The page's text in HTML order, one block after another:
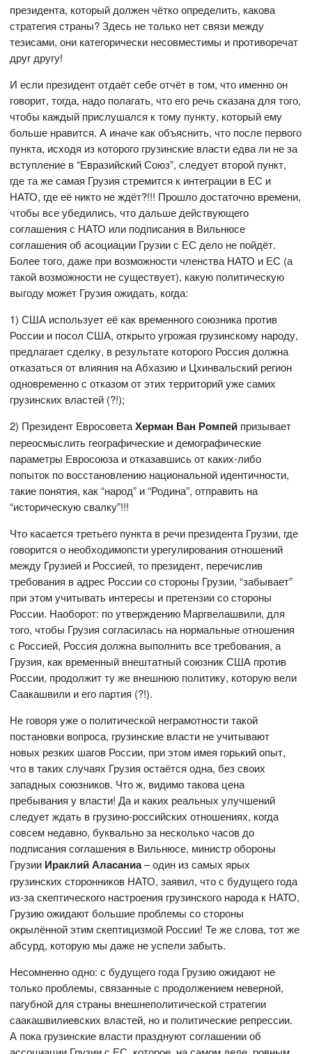
президента, который должен чётко определить, какова
стратегия страны? Здесь не только нет связи между
тезисами, они категорически несовместимы и противоречат
друг другу!
И если президент отдаёт себе отчёт в том, что именно он
говорит, тогда, надо полагать, что его речь сказана для того,
чтобы каждый прислушался к тому пункту, который ему
больше нравится. А иначе как объяснить, что после первого
пункта, исходя из которого грузинские власти едва ли не за
вступление в “Евразийский Союз”, следует второй пункт,
где та же самая Грузия стремится к интеграции в ЕС и
НАТО, где её никто не ждёт?!!! Прошло достаточно времени,
чтобы все убедились, что дальше действующего
соглашения с НАТО или подписания в Вильнюсе
соглашения об асоциации Грузии с ЕС дело не пойдёт.
Более того, даже при возможности членства НАТО и ЕС (а
такой возможности не существует), какую политическую
выгоду может Грузия ожидать, когда:
1) США использует её как временного союзника против
России и посол США, открыто угрожая грузинскому народу,
предлагает сделку, в результате которого Россия должна
отказаться от влияния на Абхазию и Цхинвальский регион
одновременно с отказом от этих территорий уже самих
грузинских властей (?!);
2) Президент ЕвросоветаХерман Ван Ромпей призывает
переосмыслить географические и демографические
параметры Евросоюза и отказавшись от каких-либо
попыток по восстановлению национальной идентичности,
такие понятия, как “народ” и “Родина”, отправить на
“историческую свалку”!!!
Что касается третьего пункта в речи президента Грузии, где
говорится о необходимопсти урегулирования отношений
между Грузией и Россией, то президент, перечислив
требования в адрес России со стороны Грузии, “забывает”
при этом учитывать интересы и претензии со стороны
России. Наоборот: по утверждению Маргвелашвили, для
того, чтобы Грузия согласилась на нормальные отношения
с Россией, Россия должна выполнить все требования, а
Грузия, как временный внештатный союзник США против
России, продолжит ту же внешнюю политику, которую вели
Саакашвили и его партия (?!).
Не говоря уже о политической неграмотности такой
постановки вопроса, грузинские власти не учитывают
новых резких шагов России, при этом имея горький опыт,
что в таких случаях Грузия остаётся одна, без своих
западных союзников. Что ж, видимо такова цена
пребывания у власти! Да и каких реальных улучшений
следует ждать в грузино-российских отношениях, когда
совсем недавно, буквально за несколько часов до
подписания соглашения в Вильнюсе, министр обороны
Грузии Ираклий Аласаниа– один из самых ярых
грузинских сторонников НАТО, заявил, что с будущего года
из-за скептического настроения грузинского народа к НАТО,
Грузию ожидают большие проблемы со стороны
окрылённой этим скептицизмой России! Те же слова, тот же
абсурд, которую мы даже не успели забыть.
Несомненно одно: с будущего года Грузию ожидают не
только проблемы, связанные с продолжением неверной,
пагубной для страны внешнеполитической стратегии
саакашвилиевских властей, но и политические репрессии.
А пока грузинские власти празднуют соглашении об